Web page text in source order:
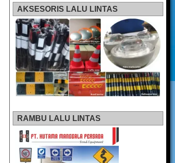
AKSESORIS LALU LINTAS
RAMBU LALU LINTAS